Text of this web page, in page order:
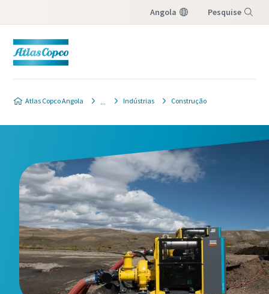
Angola Pesquise
Atlas Copco Angola Indústrias Construção